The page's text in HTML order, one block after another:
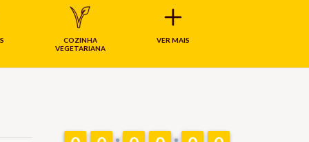
COZINHA
VEGETARIANA
VER MAIS